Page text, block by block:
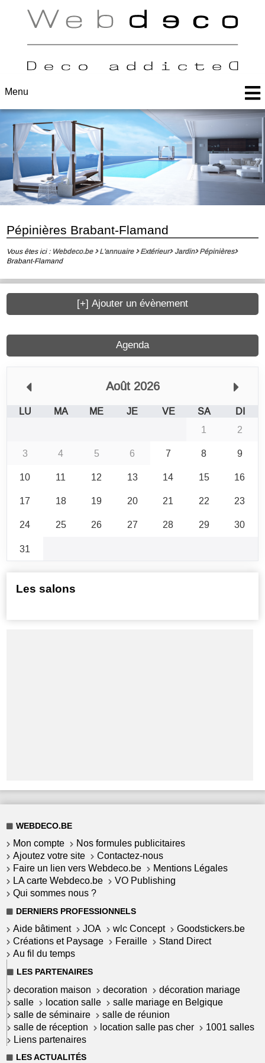
Menu
Pépinières Brabant-Flamand
Vous êtes ici : Webdeco.be L'annuaire Extérieur Jardin Pépinières
Brabant-Flamand
Agenda
Août 2026
LU MA ME JE VE SA
DI
1
2
3
4 5 6 7 8
9
10
11 12 13 14 15
16
17
18 19 20 21 22
23
24
25 26 27 28 29
30
31
[+] Ajouter un évènement
Les salons
WEBDECO.BE
Mon compte
Nos formules publicitaires
Ajoutez votre site
Contactez-nous
Faire un lien vers Webdeco.be
Mentions Légales
LA carte Webdeco.be
VO Publishing
Qui sommes nous ?
DERNIERS PROFESSIONNELS
Aide bâtiment JOA wlc Concept
Goodstickers.be
Créations et Paysage
Feraille
Stand Direct
Au fil du temps
LES PARTENAIRES
decoration maison decoration
décoration mariage
salle
location salle
salle mariage en Belgique
salle de séminaire
salle de réunion
salle de réception
location salle pas cher
1001 salles
Liens partenaires
LES ACTUALITÉS